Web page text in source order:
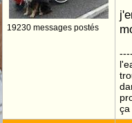
19230 messages postés
ça